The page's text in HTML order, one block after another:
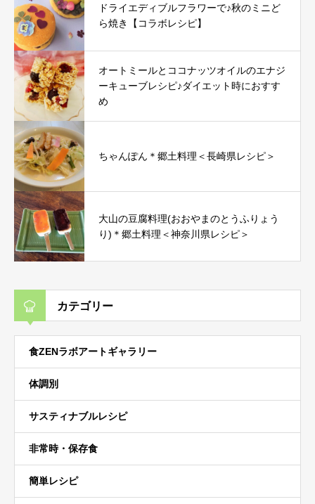
ドライエディブルフラワーで♪秋のミニど
ら焼き【コラボレシピ】
オートミールとココナッツオイルのエナジ
ーキューブレシピ♪ダイエット時におすす
め
ちゃんぽん＊郷土料理＜長崎県レシピ＞
大山の豆腐料理(おおやまのとうふりょう
り)＊郷土料理＜神奈川県レシピ＞
カテゴリー
食ZENラボアートギャラリー
体調別
サスティナブルレシピ
非常時・保存食
簡単レシピ